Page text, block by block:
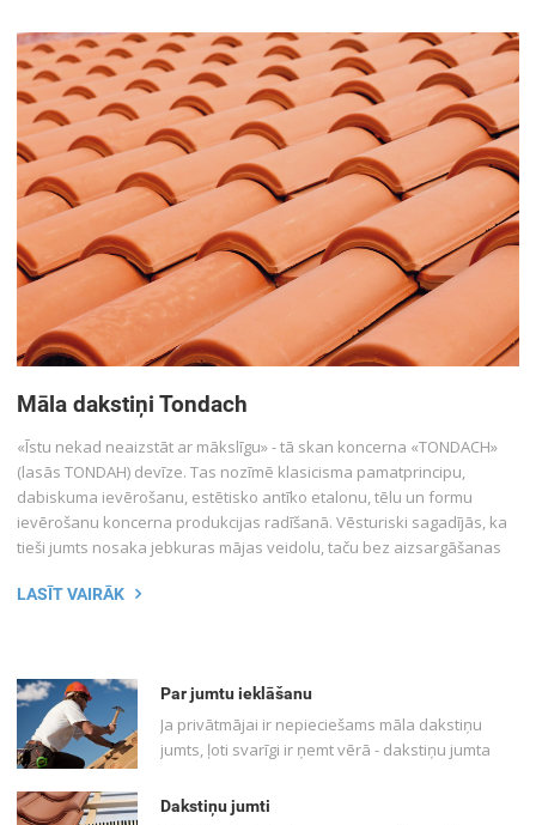
iztur 150 sasaldēšanas un atlaidināšanas ciklus. &nbsp; Kāds ir to
kalpošanas mūža ilgums? Ar kvalitatīviem dakstiņiem ierīkots jumts
kalpo tik pat ilgi, cik pati ēka. Ražotājs savai produkcijai dod 30 gadu
garantiju.
Māla dakstiņi Tondach
«Īstu nekad neaizstāt ar mākslīgu» - tā skan koncerna «TONDACH»
(lasās TONDAH) devīze. Tas nozīmē klasicisma pamatprincipu,
dabiskuma ievērošanu, estētisko antīko etalonu, tēlu un formu
ievērošanu koncerna produkcijas radīšanā. Vēsturiski sagadījās, ka
tieši jumts nosaka jebkuras mājas veidolu, taču bez aizsargāšanas
arhitektūras dominantam ēkas veidolā.
LASĪT VAIRĀK
Par jumtu ieklāšanu
Ja privātmājai ir nepieciešams māla dakstiņu
jumts, ļoti svarīgi ir ņemt vērā - dakstiņu jumta
specifiskākas zināšanas un pieredze, nekā tad,
Dakstiņu jumti